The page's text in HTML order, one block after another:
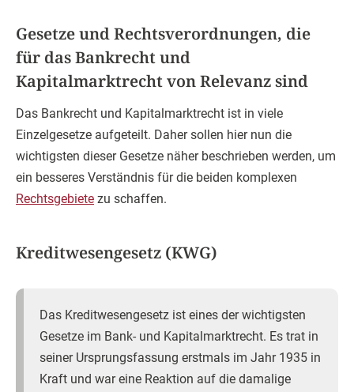
Gesetze und Rechtsverordnungen, die
für das Bankrecht und
Kapitalmarktrecht von Relevanz sind
Das Bankrecht und Kapitalmarktrecht ist in viele
Einzelgesetze aufgeteilt. Daher sollen hier nun die
wichtigsten dieser Gesetze näher beschrieben werden, um
ein besseres Verständnis für die beiden komplexen
Rechtsgebiete zu schaffen.
Kreditwesengesetz (KWG)
Das Kreditwesengesetz ist eines der wichtigsten
Gesetze im Bank- und Kapitalmarktrecht. Es trat in
seiner Ursprungsfassung erstmals im Jahr 1935 in
Kraft und war eine Reaktion auf die damalige